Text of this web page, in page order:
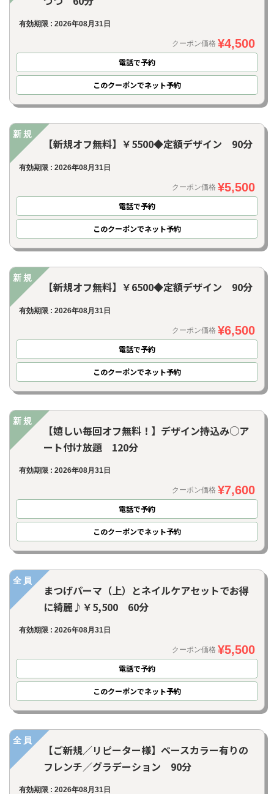
有効期限 : 2026年08月31日
クーポン価格 ¥4,500
電話で予約
このクーポンでネット予約
新規
【新規オフ無料】￥5500◆定額デザイン 90分
有効期限 : 2026年08月31日
クーポン価格 ¥5,500
電話で予約
このクーポンでネット予約
新規
【新規オフ無料】￥6500◆定額デザイン 90分
有効期限 : 2026年08月31日
クーポン価格 ¥6,500
電話で予約
このクーポンでネット予約
新規
【嬉しい毎回オフ無料！】デザイン持込み○ア
ート付け放題 120分
有効期限 : 2026年08月31日
クーポン価格 ¥7,600
電話で予約
このクーポンでネット予約
全員
まつげパーマ（上）とネイルケアセットでお得
に綺麗♪￥5,500 60分
有効期限 : 2026年08月31日
クーポン価格 ¥5,500
電話で予約
このクーポンでネット予約
全員
【ご新規／リピーター様】ベースカラー有りの
フレンチ／グラデーション 90分
有効期限 : 2026年08月31日